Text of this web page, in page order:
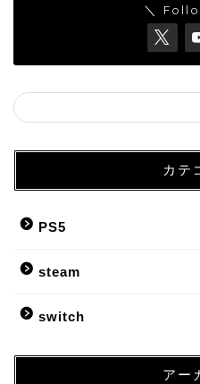
＼
カテ
PS5
steam
switch
アー